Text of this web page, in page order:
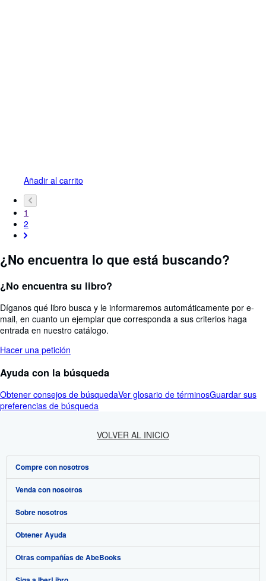
Añadir al carrito
1
2
¿No encuentra lo que está buscando?
¿No encuentra su libro?
Díganos qué libro busca y le informaremos automáticamente por e-
mail, en cuanto un ejemplar que corresponda a sus criterios haga
entrada en nuestro catálogo.
Hacer una petición
Ayuda con la búsqueda
Obtener consejos de búsquedaVer glosario de términosGuardar sus
preferencias de búsqueda
VOLVER AL INICIO
Compre con nosotros
Búsqueda avanzada
Colecciones
Mi cuenta
Mis pedidos
Venda con nosotros
Comenzar a vender
Únase a nuestro programa de afiliados
Recomiende un vendedor
Sobre nosotros
Sobre IberLibro
Medios
Obtener Ayuda
Preguntas frecuentes y guías
Otras compañías de AbeBooks